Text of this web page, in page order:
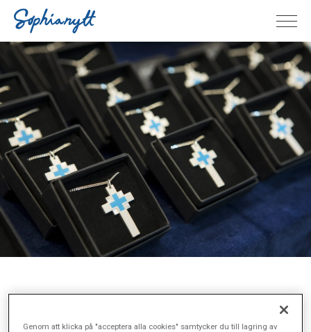
Genom att klicka på "acceptera alla cookies" samtycker du till lagring av